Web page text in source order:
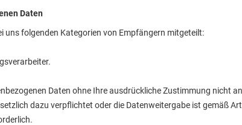
Daten
uns folgenden Kategorien von Empfängern mitgeteilt:
Daten ohne Ihre ausdrückliche Zustimmung nicht
dazu verpflichtet oder die Datenweitergabe ist gemäß